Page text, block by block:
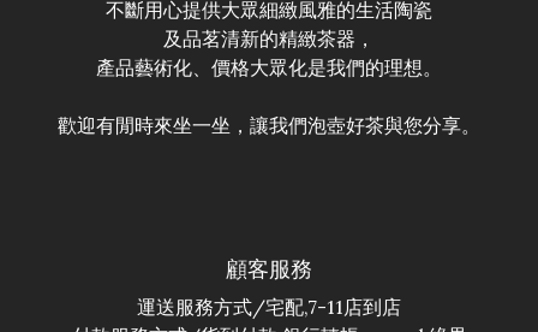
不斷用心提供大眾細緻風雅的生活陶瓷
及品茗清新的精緻茶器，
產品藝術化、價格大眾化是我們的理想。
歡迎有閒時來坐一坐，讓我們泡壺好茶與您分享。
顧客服務
運送服務方式/宅配,7-11店到店